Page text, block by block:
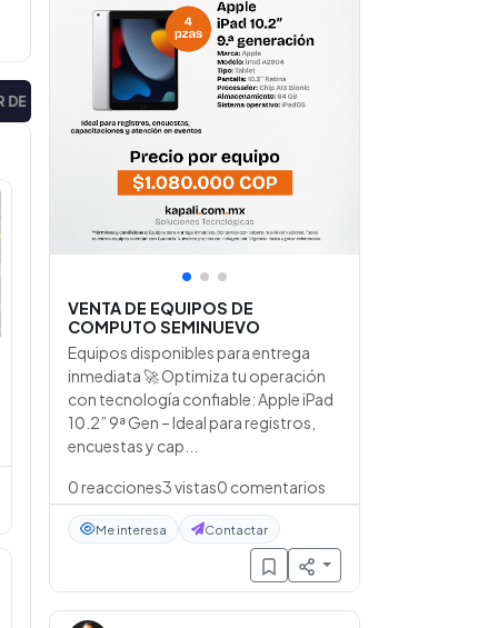
| ▼PROVEEDOR DE MADERA
• • •
VENTA DE EQUIPOS DE
COMPUTO SEMINUEVO
Equipos disponibles para entrega
inmediata 🚀 Optimiza tu operación
con tecnología confiable: Apple iPad
10.2” 9ª Gen – Ideal para registros,
encuestas y cap...
0reacciones3vistas0 comentarios
Me interesa Contactar